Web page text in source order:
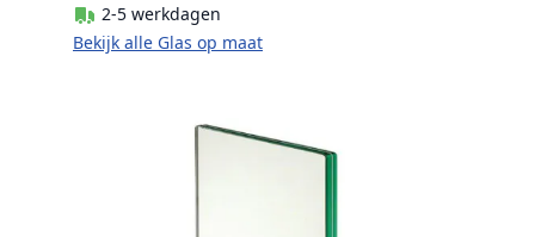
2-5 werkdagen
Bekijk alle Glas op maat